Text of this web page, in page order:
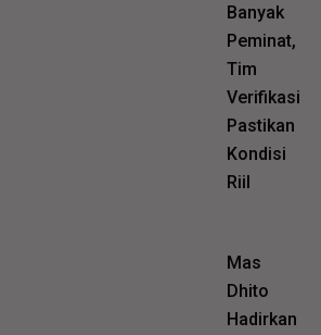
Banyak
Peminat,
Tim
Verifikasi
Pastikan
Kondisi
Riil
Mas
Dhito
Hadirkan